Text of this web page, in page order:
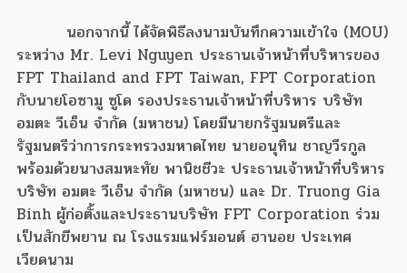
นอกจากนี้ ได้จัดพิธีลงนามบันทึกความเข้าใจ (MOU)
ระหว่าง Mr. Levi Nguyen ประธานเจ้าหน้าที่บริหารของ
FPT Thailand and FPT Taiwan, FPT Corporation
กับนายโอซามู ซูโด รองประธานเจ้าหน้าที่บริหาร บริษัท
อมตะ วีเอ็น จำกัด (มหาชน) โดยมีนายกรัฐมนตรีและ
รัฐมนตรีว่าการกระทรวงมหาดไทย นายอนุทิน ชาญวีรกูล
พร้อมด้วยนางสมหะทัย พานิชชีวะ ประธานเจ้าหน้าที่บริหาร
บริษัท อมตะ วีเอ็น จำกัด (มหาชน) และ Dr. Truong Gia
Binh ผู้ก่อตั้งและประธานบริษัท FPT Corporation ร่วม
เป็นสักขีพยาน ณ โรงแรมแฟร์มอนต์ ฮานอย ประเทศ
เวียดนาม